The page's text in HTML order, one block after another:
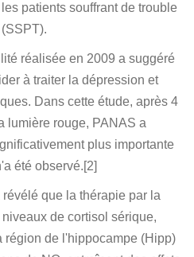
patients souffrant de trouble
réalisée en 2009 a suggéré
à traiter la dépression et
Dans cette étude, après 4
lumière rouge, PANAS a
plus importante
été observé.[2]
que la thérapie par la
de cortisol sérique,
région de l'hippocampe (Hipp)